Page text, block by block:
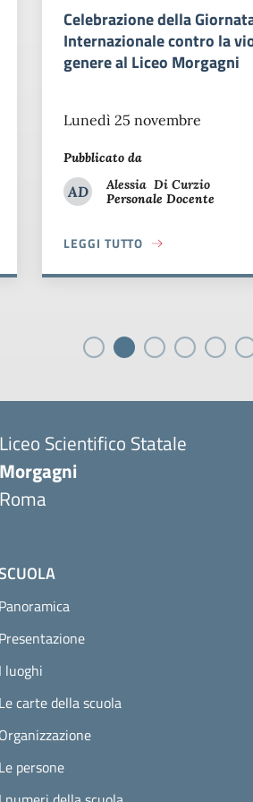
di
Incontro
Pubblicato
LEGGI TUTTO
ABOUT
Liceo Scientifico Statale
Morgagni
Roma
Panoramica
Presentazione
I luoghi
Le carte della scuola
Organizzazione
Le persone